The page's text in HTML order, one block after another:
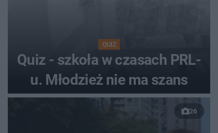
QUIZ
Quiz - szkoła w czasach PRL-
u. Młodzież nie ma szans
26